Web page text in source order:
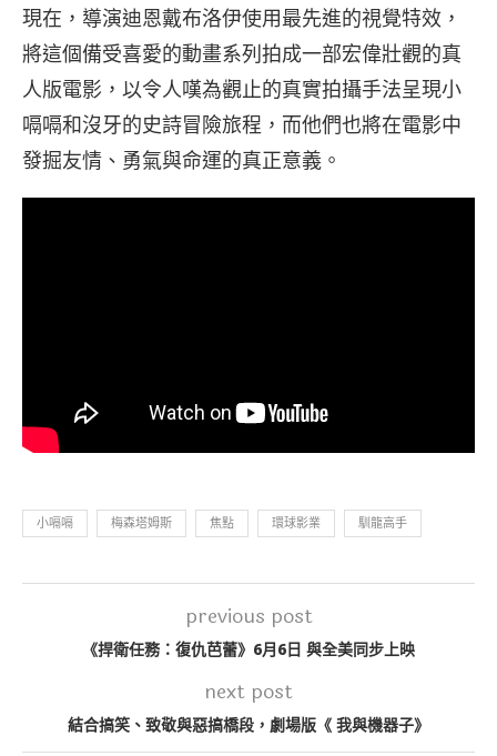
現在，導演迪恩戴布洛伊使用最先進的視覺特效，
將這個備受喜愛的動畫系列拍成一部宏偉壯觀的真
人版電影，以令人嘆為觀止的真實拍攝手法呈現小
嗝嗝和沒牙的史詩冒險旅程，而他們也將在電影中
發掘友情、勇氣與命運的真正意義。
小嗝嗝 梅森塔姆斯 焦點 環球影業 馴龍高手
previous post
《捍衛任務：復仇芭蕾》6月6日 與全美同步上映
next post
結合搞笑、致敬與惡搞橋段，劇場版《 我與機器子》